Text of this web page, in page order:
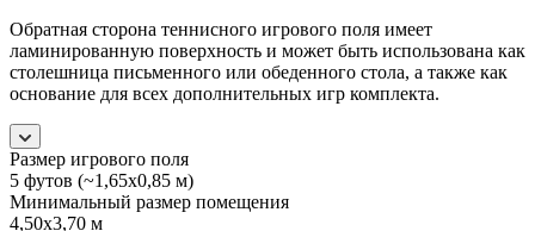
Обратная сторона теннисного игрового поля имеет
ламинированную поверхность и может быть использована как
столешница письменного или обеденного стола, а также как
основание для всех дополнительных игр комплекта.
Размер игрового поля
5 футов (~1,65х0,85 м)
Минимальный размер помещения
4,50х3,70 м